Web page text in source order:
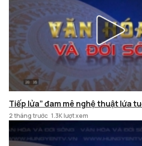
Tiếp lửa” đam mê nghệ thuật lứa
2 tháng trước 1.3K lượt xem